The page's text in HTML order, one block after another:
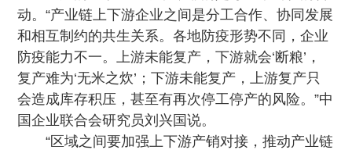
动。“产业链上下游企业之间是分工合作、协同发展
和相互制约的共生关系。各地防疫形势不同，企业
防疫能力不一。上游未能复产，下游就会‘断粮’，
复产难为‘无米之炊’；下游未能复产，上游复产只
会造成库存积压，甚至有再次停工停产的风险。”中
国企业联合会研究员刘兴国说。
“区域之间要加强上下游产销对接，推动产业链